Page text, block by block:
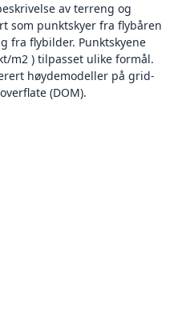
av terreng og
som punktskyer fra flybåren
fra flybilder. Punktskyene
m2 ) tilpasset ulike formål.
høydemodeller på grid-
(DOM).